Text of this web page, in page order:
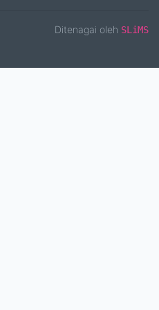
Ditenagai oleh SLiMS